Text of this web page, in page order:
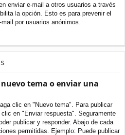
enviar e-mail a otros usuarios a través
la opción. Esto es para prevenir el
por usuarios anónimos.
tema o enviar una
clic en "Nuevo tema". Para publicar
en "Enviar respuesta". Seguramente
publicar y responder. Abajo de cada
permitidas. Ejemplo: Puede publicar